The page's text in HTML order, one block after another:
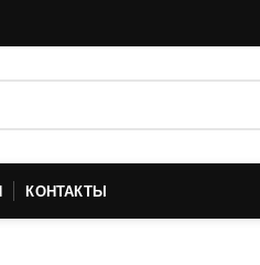
КОНТАКТЫ